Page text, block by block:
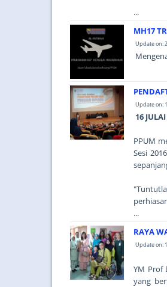
...
MH17
Update on:
Update on:
16
PPUM
Sesi
...
RAYA
Update on:
YM Prof
yang